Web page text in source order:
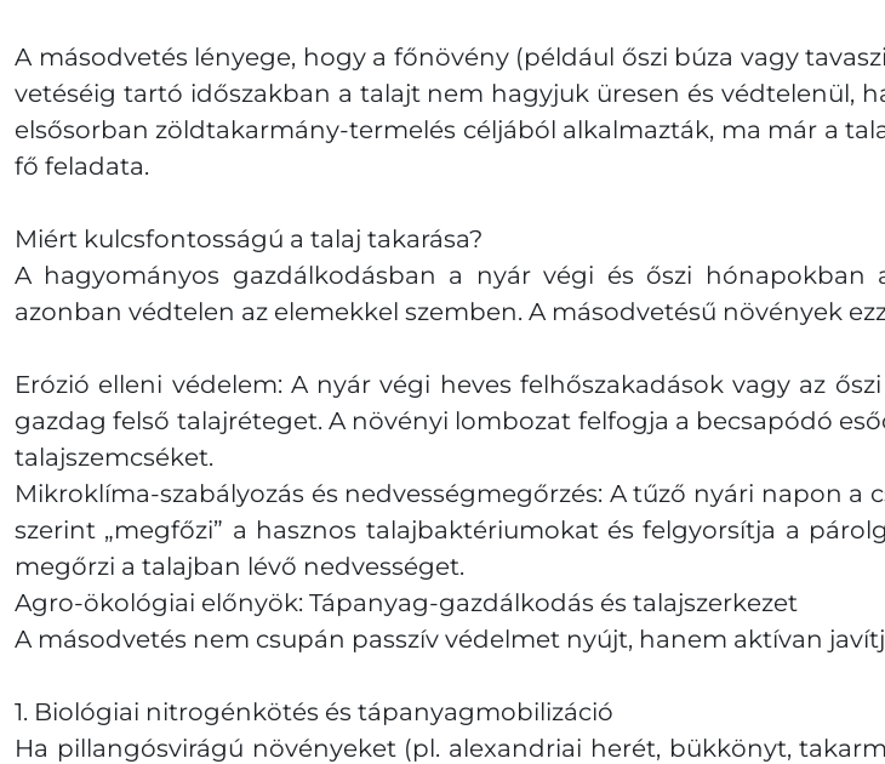
A másodvetés lényege, hogy a főnövény (például őszi búza vagy
vetéséig tartó időszakban a talajt nem hagyjuk üresen és védtelenül,
elsősorban zöldtakarmány-termelés céljából alkalmazták, ma már a
fő feladata.
Miért kulcsfontosságú a talaj takarása?
A hagyományos gazdálkodásban a nyár végi és őszi
azonban védtelen az elemekkel szemben. A másodvetésű növények
Erózió elleni védelem: A nyár végi heves felhőszakadások vagy az
gazdag felső talajréteget. A növényi lombozat felfogja a becsapódó
talajszemcséket.
Mikroklíma-szabályozás és nedvességmegőrzés: A tűző nyári napon a
szerint „megfőzi” a hasznos talajbaktériumokat és felgyorsítja a
megőrzi a talajban lévő nedvességet.
Agro-ökológiai előnyök: Tápanyag-gazdálkodás és talajszerkezet
A másodvetés nem csupán passzív védelmet nyújt, hanem aktívan
1. Biológiai nitrogénkötés és tápanyagmobilizáció
Ha pillangósvirágú növényeket (pl. alexandriai herét, bükkönyt,